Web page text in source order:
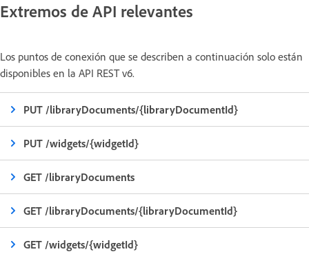
Extremos de API relevantes
Los puntos de conexión que se describen a continuación solo están
disponibles en la API REST v6.
PUT /libraryDocuments/{libraryDocumentId}
PUT /widgets/{widgetId}
GET /libraryDocuments
GET /libraryDocuments/{libraryDocumentId}
GET /widgets/{widgetId}